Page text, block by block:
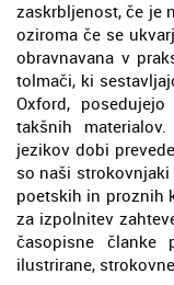
zaskrbljenost, če je
oziroma če se
obravnavana v
tolmači, ki
Oxford,
takšnih
jezikov dobi
so naši
poetskih in proznih
za izpolnitev
časopisne članke
ilustrirane,